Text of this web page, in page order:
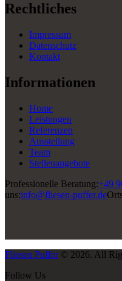
Rechtliches
Impressum
Datenschutz
Kontakt
Informationen
Home
Leistungen
Referenzen
Ausstellung
Team
Stellenangebote
Professionelle Beratung:+49
uns:info@fliesen-puffer.de
Fliesen Puffer© 2026. All
Follow Us